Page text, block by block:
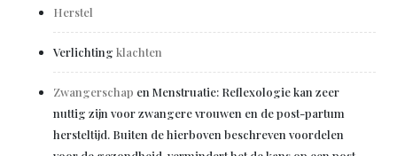
Herstel
Verlichting klachten
Zwangerschap en Menstruatie: Reflexologie kan zeer
nuttig zijn voor zwangere vrouwen en de post-partum
hersteltijd. Buiten de hierboven beschreven voordelen